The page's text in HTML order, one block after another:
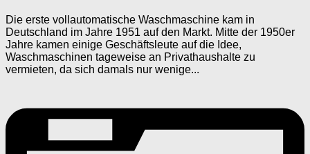
Die erste vollautomatische Waschmaschine kam in
Deutschland im Jahre 1951 auf den Markt. Mitte der 1950er
Jahre kamen einige Geschäftsleute auf die Idee,
Waschmaschinen tageweise an Privathaushalte zu
vermieten, da sich damals nur wenige...